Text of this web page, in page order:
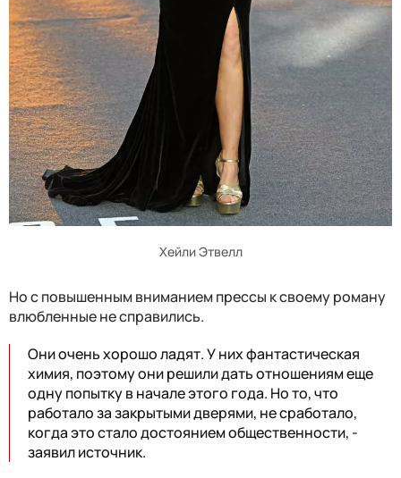
Хейли Этвелл
Но с повышенным вниманием прессы к своему роману
влюбленные не справились.
Они очень хорошо ладят. У них фантастическая
химия, поэтому они решили дать отношениям еще
одну попытку в начале этого года. Но то, что
работало за закрытыми дверями, не сработало,
когда это стало достоянием общественности, -
заявил источник.